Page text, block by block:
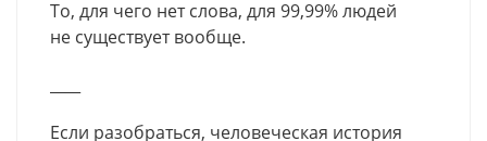
То, для чего нет слова, для 99,99% людей
не существует вообще.
Если разобраться, человеческая история